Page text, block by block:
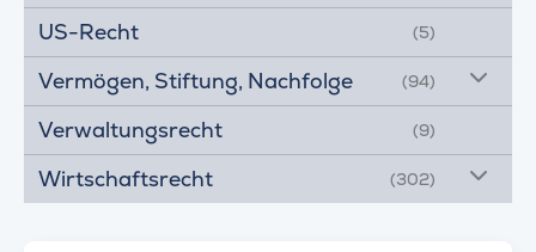
US-Recht (5)
Vermögen, Stiftung, Nachfolge (94)
Verwaltungsrecht (9)
Wirtschaftsrecht (302)